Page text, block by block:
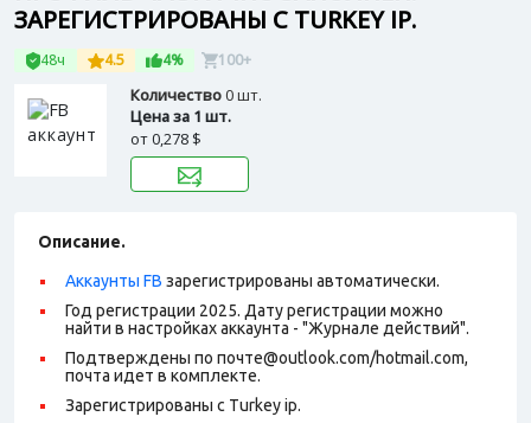
ЗАРЕГИСТРИРОВАНЫ С TURKEY IP.
48ч 4.5 4% 100+
Количество0 шт.
Цена за 1 шт.
от0,278 $
Описание.
Аккаунты FB зарегистрированы автоматически.
Год регистрации 2025. Дату регистрации можно
найти в настройках аккаунта - "Журнале действий".
Подтверждены по почте@outlook.com/hotmail.com,
почта идет в комплекте.
Зарегистрированы с Turkey ip.